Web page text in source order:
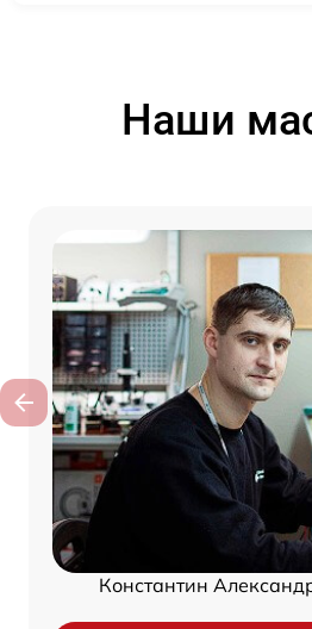
Наши
Константин